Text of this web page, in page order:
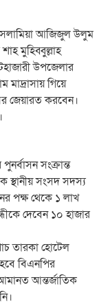
আজিজুল উলুম
মুহিব্বুল্লাহ
উপজেলার
গিয়ে
জেয়ারত করবেন।
সংক্রান্ত
স্থানীয় সংসদ সদস্য
পক্ষ থেকে ১ লাখ
দেবেন ১০ হাজার
তারকা হোটেল
বিএনপির
আন্তর্জাতিক